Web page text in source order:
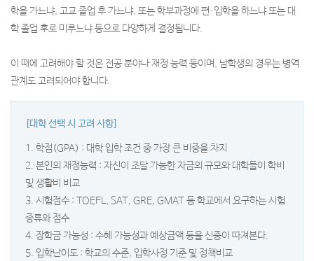
학을 가느냐, 고교 졸업 후 가느냐, 또는 학부과정에 편·입학을 하느냐 또는 대
학 졸업 후로 미루느냐 등으로 다양하게 결정됩니다.
이 때에 고려해야 할 것은 전공 분야나 재정 능력 등이며, 남학생의 경우는 병역
관계도 고려되어야 합니다.
[대학 선택 시 고려 사항]
1. 학점(GPA) : 대학 입학 조건 중 가장 큰 비중을 차지
2. 본인의 재정능력 : 자신이 조달 가능한 자금의 규모와 대학들이 학비
및 생활비 비교
3. 시험점수 : TOEFL, SAT, GRE, GMAT 등 학교에서 요구하는 시험
종류와 점수
4. 장학금 가능성 : 수혜 가능성과 예상금액 등을 신중이 따져본다.
5. 입학난이도 : 학교의 수준, 입학사정 기준 및 정책비교